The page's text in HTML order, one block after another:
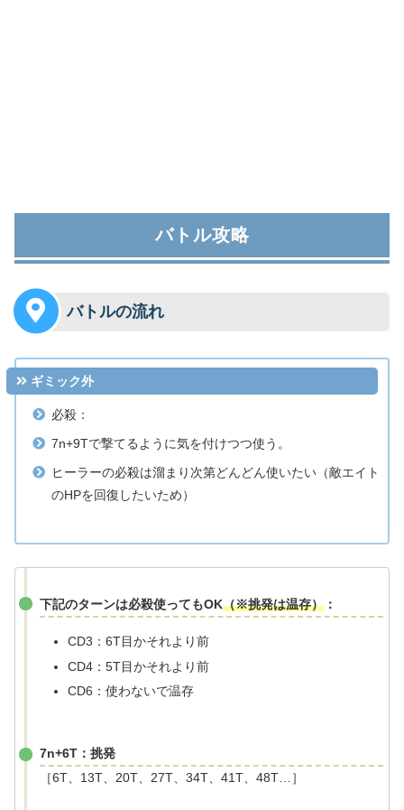
バトル攻略
バトルの流れ
ギミック外
必殺：
7n+9Tで撃てるように気を付けつつ使う。
ヒーラーの必殺は溜まり次第どんどん使いたい（敵エイト
のHPを回復したいため）
下記のターンは必殺使ってもOK（※挑発は温存） ：
CD3：6T目かそれより前
CD4：5T目かそれより前
CD6：使わないで温存
7n+6T：挑発
［6T、13T、20T、27T、34T、41T、48T…］